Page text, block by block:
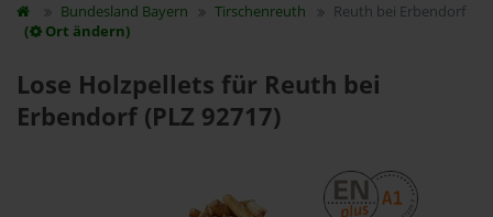
Bundesland Bayern Tirschenreuth
Reuth bei Erbendorf
(
Ort ändern)
Lose Holzpellets für Reuth bei
Erbendorf (PLZ 92717)